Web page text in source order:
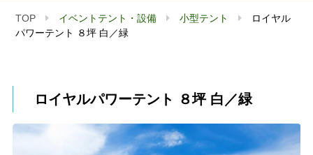
TOP イベントテント・設備 小型テント
ロイヤル
パワーテント ８坪 白／緑
ロイヤルパワーテント ８坪 白／緑